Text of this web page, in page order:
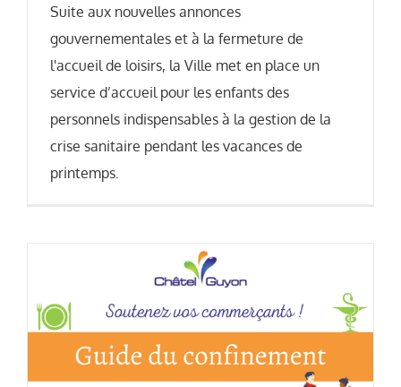
Suite aux nouvelles annonces
gouvernementales et à la fermeture de
l'accueil de loisirs, la Ville met en place un
service d’accueil pour les enfants des
personnels indispensables à la gestion de la
crise sanitaire pendant les vacances de
printemps.